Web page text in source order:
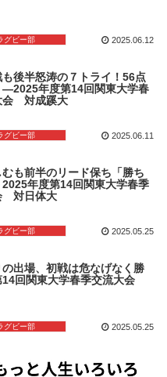
グビー部 2025.06.12
グビー部
後半怒涛の７トライ！56点
―2025年度第14回関東大学春
会 対成蹊大
2025.06.11
グビー部
も前半のリード保ち「勝ち
2025年度第14回関東大学春季
対日体大
2025.05.25
グビー部
の出場、初戦は危なげなく勝
回関東大学春季交流大会
2025.05.25